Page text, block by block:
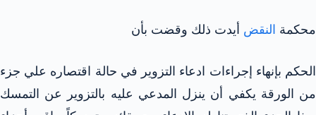
محكمة النقض أيدت ذلك وقضت بأن
الحكم بإنهاء إجراءات ادعاء التزوير في حالة اقتصاره علي جزء
من الورقة يكفي أن ينزل المدعي عليه بالتزوير عن التمسك